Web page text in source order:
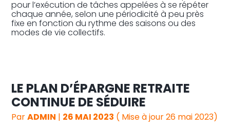
pour l’exécution de tâches appelées à se répéter
chaque année, selon une périodicité à peu près
fixe en fonction du rythme des saisons ou des
modes de vie collectifs.
LE PLAN D’ÉPARGNE RETRAITE
CONTINUE DE SÉDUIRE
ParADMIN | 26 MAI 2023 ( Mise à jour 26 mai 2023)